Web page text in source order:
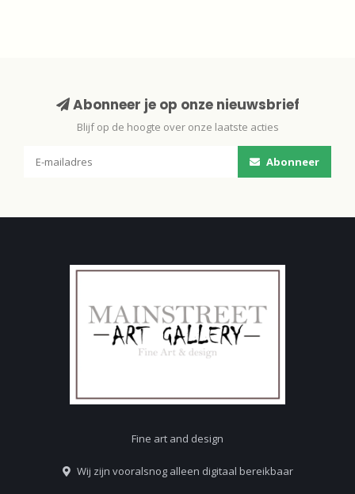
Abonneer je op onze nieuwsbrief
Blijf op de hoogte over onze laatste acties
Abonneer
Fine art and design
Wij zijn vooralsnog alleen digitaal bereikbaar